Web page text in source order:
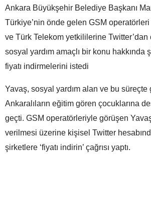
Ankara Büyükşehir Belediye Başkanı
Türkiye’nin önde gelen GSM
ve Türk Telekom yetkililerine Twitter’dan
sosyal yardım amaçlı bir konu hakkında
fiyatı indirmelerini istedi
Yavaş, sosyal yardım alan ve bu
Ankaralıların eğitim gören çocuklarına
geçti. GSM operatörleriyle görüşen
verilmesi üzerine kişisel Twitter
şirketlere ‘fiyatı indirin’ çağrısı yaptı.